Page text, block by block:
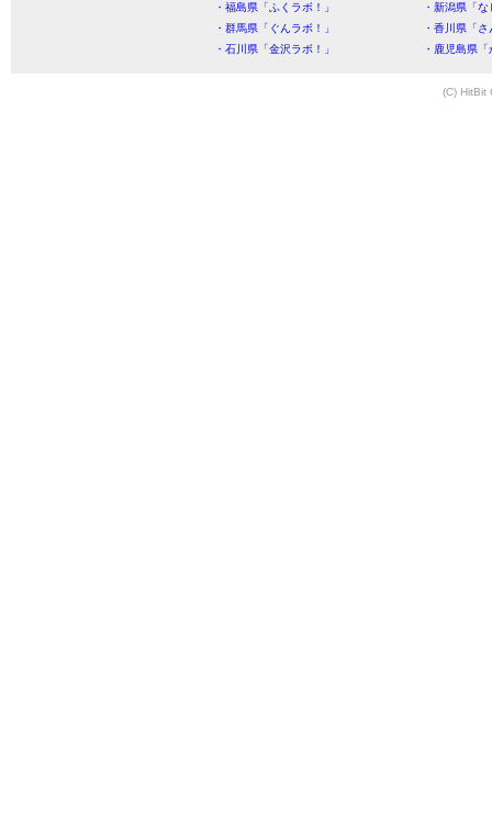
・福島県「ふくラボ！」
・新潟県「
・群馬県「ぐんラボ！」
・香川県「
・石川県「金沢ラボ！」
・鹿児島県
(C) HitBit